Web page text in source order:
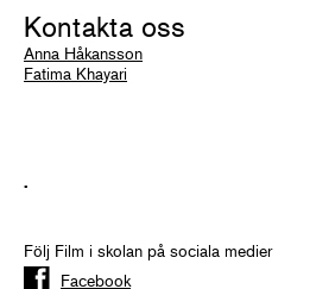
Kontakta oss
Anna Håkansson
Fatima Khayari
.
Följ Film i skolan på sociala medier
Facebook